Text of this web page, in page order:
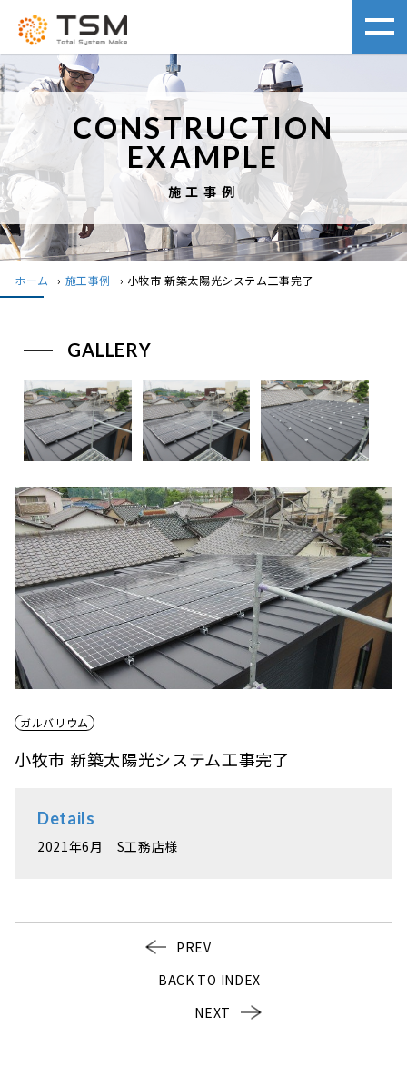
CONSTRUCTION
EXAMPLE
施工事例
ホーム › 施工事例 › 小牧市 新築太陽光システム工事完了
ガルバリウム
小牧市 新築太陽光システム工事完了
Details
2021年6月 S工務店様
GALLERY
PREV
BACK TO INDEX
NEXT